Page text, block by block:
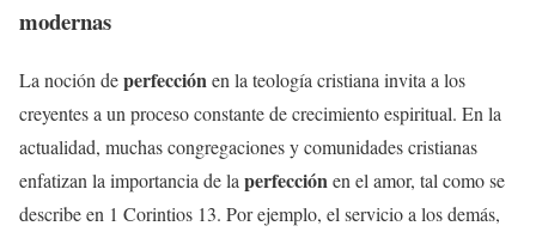
modernas
La noción deperfecciónen la teología cristiana invita a los
creyentes a un proceso constante de crecimiento espiritual. En la
actualidad, muchas congregaciones y comunidades cristianas
enfatizan la importancia de la perfecciónen el amor, tal como se
describe en 1 Corintios 13. Por ejemplo, el servicio a los demás,